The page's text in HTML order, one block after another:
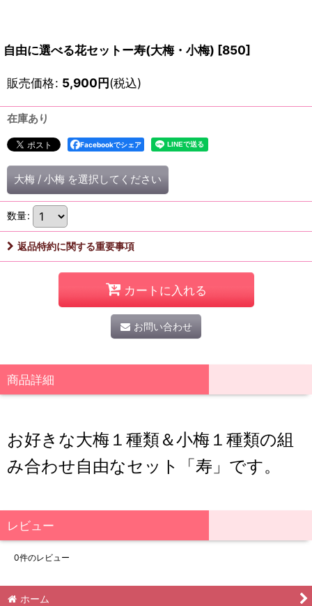
自由に選べる花セットー寿(大梅・小梅) [850]
販売価格: 5,900円(税込)
在庫あり
Facebookでシェア
大梅 / 小梅 を選択してください
数量:
返品特約に関する重要事項
カートに入れる
お問い合わせ
商品詳細
お好きな大梅１種類＆小梅１種類の組
み合わせ自由なセット「寿」です。
レビュー
0件のレビュー
ホーム